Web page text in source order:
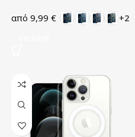
9,99 € +2